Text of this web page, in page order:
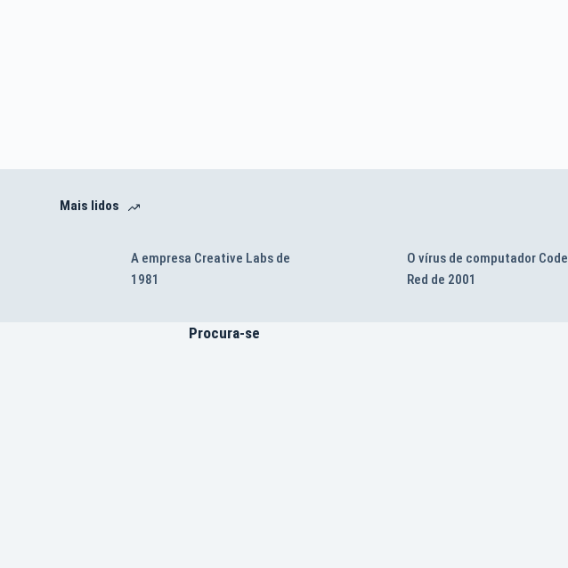
Mais lidos
A empresa Creative Labs de
1981
O vírus de computador Code
Red de 2001
Procura-se